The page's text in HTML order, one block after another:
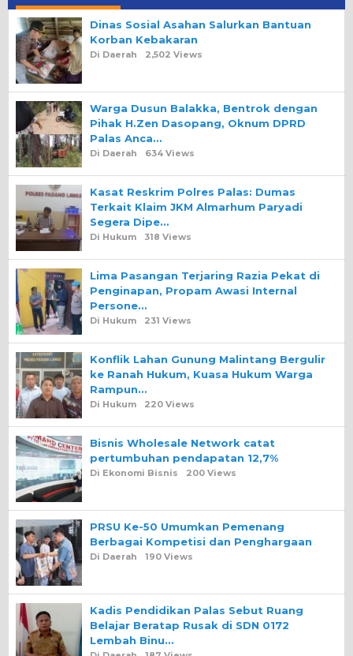
Dinas Sosial Asahan Salurkan Bantuan
Korban Kebakaran
Di Daerah 2,502 Views
Warga Dusun Balakka, Bentrok dengan
Pihak H.Zen Dasopang, Oknum DPRD
Palas Anca…
Di Daerah 634 Views
Kasat Reskrim Polres Palas: Dumas
Terkait Klaim JKM Almarhum Paryadi
Segera Dipe…
Di Hukum 318 Views
Lima Pasangan Terjaring Razia Pekat di
Penginapan, Propam Awasi Internal
Persone…
Di Hukum 231 Views
Konflik Lahan Gunung Malintang Bergulir
ke Ranah Hukum, Kuasa Hukum Warga
Rampun…
Di Hukum 220 Views
Bisnis Wholesale Network catat
pertumbuhan pendapatan 12,7%
Di Ekonomi Bisnis 200 Views
PRSU Ke-50 Umumkan Pemenang
Berbagai Kompetisi dan Penghargaan
Di Daerah 190 Views
Kadis Pendidikan Palas Sebut Ruang
Belajar Beratap Rusak di SDN 0172
Lembah Binu…